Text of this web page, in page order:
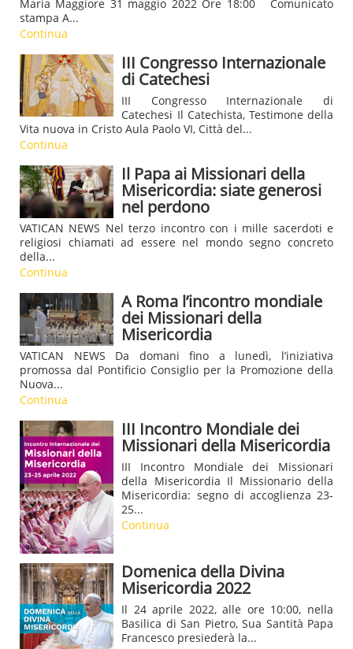
Maria Maggiore 31 maggio 2022 Ore 18:00 Comunicato
stampa A...
Continua
III Congresso Internazionale
di Catechesi
III Congresso Internazionale di
Catechesi Il Catechista, Testimone della
Vita nuova in Cristo Aula Paolo VI, Città del...
Continua
Il Papa ai Missionari della
Misericordia: siate generosi
nel perdono
VATICAN NEWS Nel terzo incontro con i mille sacerdoti e
religiosi chiamati ad essere nel mondo segno concreto
della...
Continua
A Roma l’incontro mondiale
dei Missionari della
Misericordia
VATICAN NEWS Da domani fino a lunedì, l’iniziativa
promossa dal Pontificio Consiglio per la Promozione della
Nuova...
Continua
III Incontro Mondiale dei
Missionari della Misericordia
III Incontro Mondiale dei Missionari
della Misericordia Il Missionario della
Misericordia: segno di accoglienza 23-
25...
Continua
Domenica della Divina
Misericordia 2022
Il 24 aprile 2022, alle ore 10:00, nella
Basilica di San Pietro, Sua Santità Papa
Francesco presiederà la...